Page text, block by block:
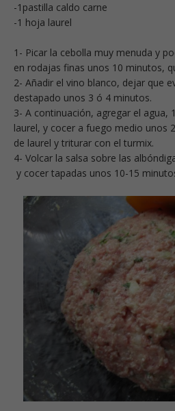
-1pastilla caldo carne
-1 hoja laurel
1- Picar la cebolla muy menuda y
en rodajas finas unos 10 minutos,
2- Añadir el vino blanco, dejar que
destapado unos 3 ó 4 minutos.
3- A continuación, agregar el agua,
laurel, y cocer a fuego medio unos
de laurel y triturar con el turmix.
4- Volcar la salsa sobre las
y cocer tapadas unos 10-15